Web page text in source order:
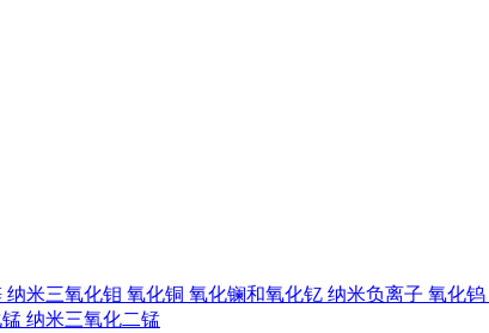
纳米三氧化钼 氧化铜 氧化镧和氧化钇 纳米负离子 氧化钨
纳米三氧化二锰